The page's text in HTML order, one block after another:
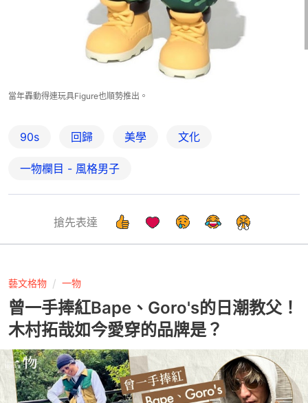
當年轟動得連玩具Figure也順勢推出。
90s 回歸 美學 文化
一物欄目 - 風格男子
搶先表達
藝文格物 一物
曾一手捧紅Bape、Goro's的日潮教父！
木村拓哉如今愛穿的品牌是？